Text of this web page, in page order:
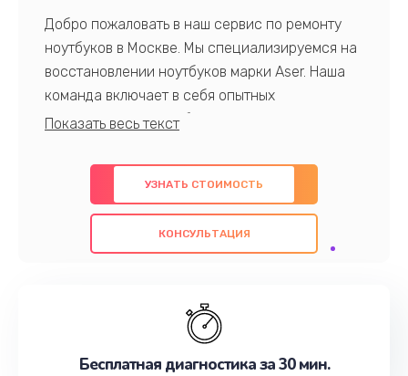
Добро пожаловать в наш сервис по ремонту
ноутбуков в Москве. Мы специализируемся на
восстановлении ноутбуков марки Aser. Наша
команда включает в себя опытных
профессионалов с обширными знаниями и
предлагаем быстрый и качественный ремонт с
использованием оригинальных компонентов, а
также гарантируем качество всех
проведенных работ. Наша цель - предоставить
наилучшим образом. Не медлите записаться на
УЗНАТЬ СТОИМОСТЬ
КОНСУЛЬТАЦИЯ
Бесплатная диагностика за 30 мин.